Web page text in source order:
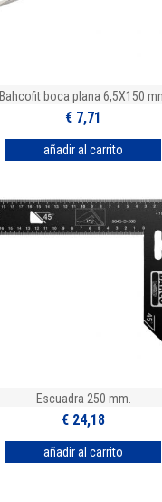
Bahcofit boca plana 6,5X150
€ 7,71
Escuadra 250 mm.
€ 24,18